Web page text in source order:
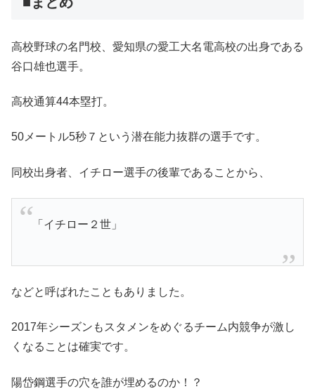
高校野球の名門校、愛知県の愛工大名電高校の出身である
谷口雄也選手。
高校通算44本塁打。
50メートル5秒７という潜在能力抜群の選手です。
同校出身者、イチロー選手の後輩であることから、
「イチロー２世」
などと呼ばれたこともありました。
2017年シーズンもスタメンをめぐるチーム内競争が激し
くなることは確実です。
陽岱鋼選手の穴を誰が埋めるのか！？